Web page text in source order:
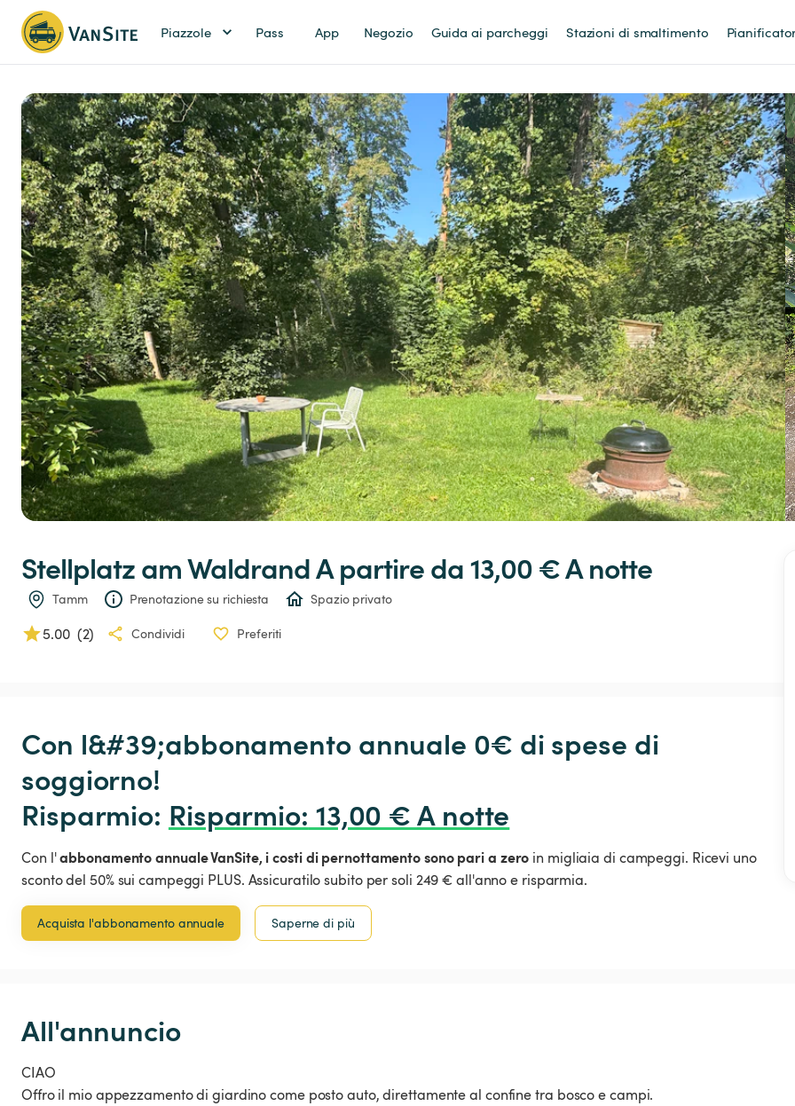
Piazzole Pass App Negozio Guida ai parcheggi Stazioni di smaltimento
StellplatzamWaldrand A partire da 13,00 € A notte
Tamm Prenotazione su richiesta Spazio privato
5.00 (2) Condividi Preferiti
Con l&#39;abbonamento annuale 0€ di spese di
soggiorno!
Risparmio: Risparmio: 13,00 € A notte
Con l'abbonamento annuale VanSite, i costi di pernottamento sono pari a zero in migliaia di campeggi. Ricevi uno
sconto del 50% sui campeggi PLUS. Assicuratilo subito per soli 249 € all'anno e risparmia.
Acquista l'abbonamento annuale Saperne di più
All'annuncio
CIAO
Offro il mio appezzamento di giardino come posto auto, direttamente al confine tra bosco e campi.